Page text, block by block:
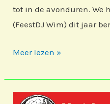
tot in de avonduren. We
(FeestDJ Wim) dit jaar
Prinse
Prinssesebal
Meer lezen »